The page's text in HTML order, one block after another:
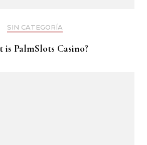
SIN CATEGORÍA
is PalmSlots Casino?